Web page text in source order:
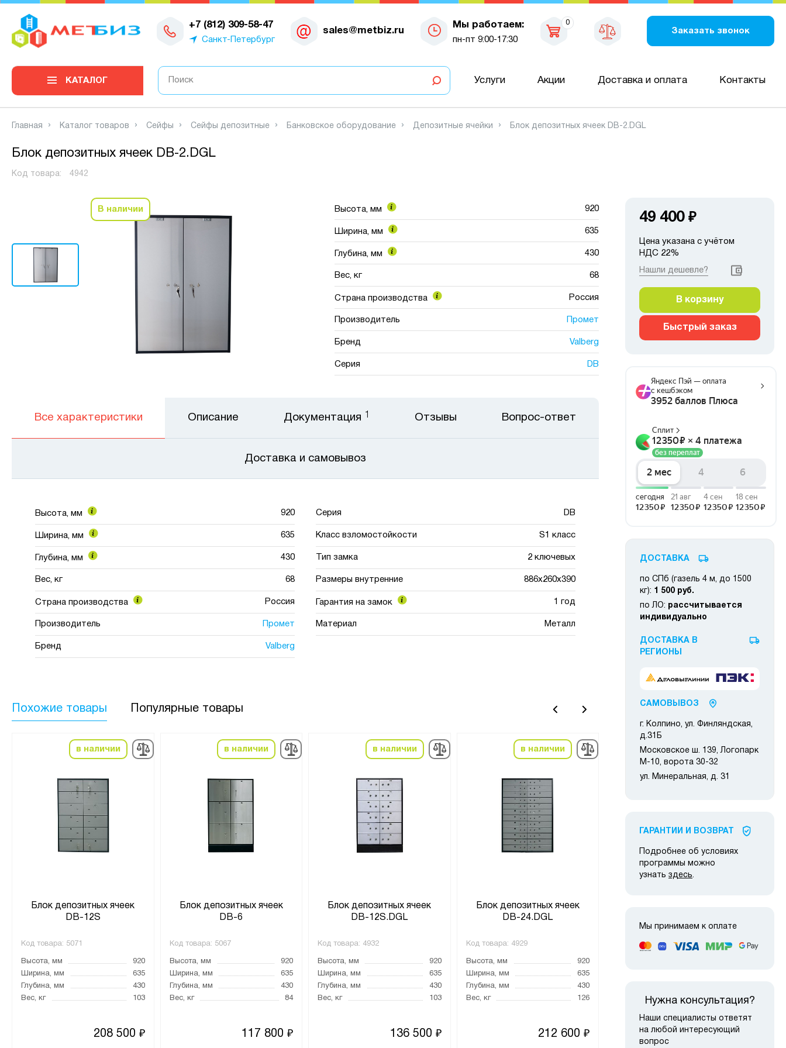
+7 (812) 309-58-47
Санкт-Петербург
sales@metbiz.ru
Мы работаем:
пн-пт 9:00-17:30
0
Заказать звонок
0
КАТАЛОГ Услуги Акции Доставка и оплата Контакты
Главная Каталог товаров Сейфы Сейфы депозитные Банковское оборудование Депозитные ячейки Блок депозитных ячеек DB-2.DGL
Блок депозитных ячеек DB-2.DGL
Код товара: 4942
В наличии Высота, мм 920
Ширина, мм 635
Глубина, мм 430
Вес, кг 68
Страна производства Россия
Производитель Промет
Бренд Valberg
Серия DB
Все характеристики
Высота, мм 920
Ширина, мм 635
Глубина, мм 430
Вес, кг 68
Страна производства Россия
Производитель Промет
Бренд Valberg
Серия DB
Класс взломостойкости S1 класс
Тип замка 2 ключевых
Размеры внутренние 886x260x390
Гарантия на замок 1 год
Материал Металл
Описание Документация 1 Отзывы Вопрос-ответ
Доставка и самовывоз
Похожие товары Популярные товары
в наличии
Блок депозитных ячеек
DB-12S
Код товара: 5071
Высота, мм
920
Ширина, мм
635
Глубина, мм
430
Вес, кг
103
208 500 ₽
в наличии
Блок депозитных ячеек
DB-6
Код товара: 5067
Высота, мм
920
Ширина, мм
635
Глубина, мм
430
Вес, кг
84
117 800 ₽
в наличии
Блок депозитных ячеек
DB-12S.DGL
Код товара: 4932
Высота, мм
920
Ширина, мм
635
Глубина, мм
430
Вес, кг
103
136 500 ₽
в наличии
Блок депозитных ячеек
DB-24.DGL
Код товара: 4929
Высота, мм
920
Ширина, мм
635
Глубина, мм
430
Вес, кг
126
212 600 ₽
в наличии
Код товара: 4926
1 980₽
49 400 ₽
Цена указана с учётом
НДС 22%
Нашли дешевле?
В корзину
Быстрый заказ
ДОСТАВКА
по СПб (газель 4 м, до 1500
кг): 1 500 руб.
по ЛО: рассчитывается
индивидуально
ДОСТАВКА В
РЕГИОНЫ
САМОВЫВОЗ
г. Колпино, ул. Финляндская,
д.31Б
Московское ш. 139, Логопарк
М-10, ворота 30-32
ул. Минеральная, д. 31
ГАРАНТИИ И ВОЗВРАТ
Подробнее об условиях
программы можно
узнать здесь.
Мы принимаем к оплате
Нужна консультация?
Наши специалисты ответят
на любой интересующий
вопрос